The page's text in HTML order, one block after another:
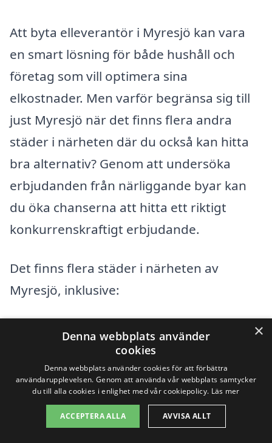
Att byta elleverantör i Myresjö kan vara
en smart lösning för både hushåll och
företag som vill optimera sina
elkostnader. Men varför begränsa sig till
just Myresjö när det finns flera andra
städer i närheten där du också kan hitta
bra alternativ? Genom att undersöka
erbjudanden från närliggande byar kan
du öka chanserna att hitta ett riktigt
konkurrenskraftigt erbjudande.
Det finns flera städer i närheten av
Myresjö, inklusive:
Vetlanda
Läström
Kulltorp
×
Denna webbplats använder
cookies
Denna webbplats använder cookies för att förbättra
användarupplevelsen. Genom att använda vår webbplats samtycker
du till alla cookies i enlighet med vår cookiepolicy. Läs mer
ACCEPTERA ALLA AVVISA ALLT